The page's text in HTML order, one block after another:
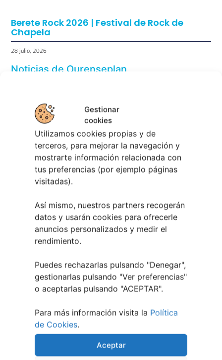
Gestionar
cookies
Utilizamos cookies propias y de
terceros, para mejorar la navegación y
mostrarte información relacionada con
tus preferencias (por ejemplo páginas
visitadas).
Así mismo, nuestros partners recogerán
datos y usarán cookies para ofrecerle
anuncios personalizados y medir el
rendimiento.
Puedes rechazarlas pulsando "Denegar",
gestionarlas pulsando "Ver preferencias"
o aceptarlas pulsando "ACEPTAR".
Para más información visita la Política
de Cookies.
Aceptar
Berete Rock 2026 | Festival de Rock de
Chapela
28 julio, 2026
Noticias de Ourenseplan
Festival Noites Teatrais de Vilamarín 2026
Verano Cultural de Seixalbo 2026 31 mayo,
2026
A bailar! | Espectáculo en Baños de Molga
mayo, 2026
Así serán las Fiestas de la Peregrina 2026
agosto, 2026
de Pontevedra reunirá a grandes músicos del 3
al 7 de agosto
Vilaboa | Verano Cultural 2026 2 julio, 2026